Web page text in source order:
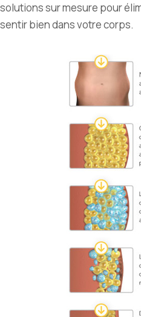
solutions sur mesure pour
sentir bien dans votre corps.